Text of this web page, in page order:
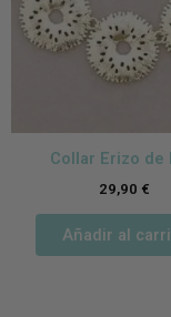
Collar Erizo de
29,90 €
Añadir al